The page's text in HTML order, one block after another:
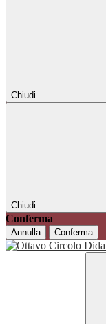
Chiudi
Chiudi
Conferma
Annulla Conferma